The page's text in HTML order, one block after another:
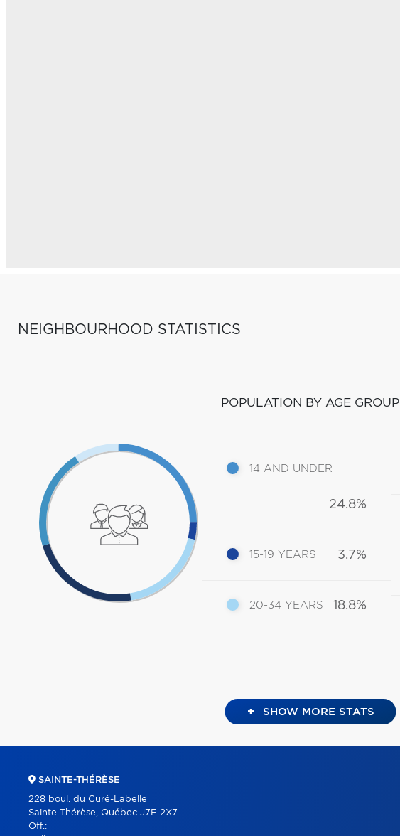
NEIGHBOURHOOD STATISTICS
POPULATION BY AGE GROUP
14 AND UNDER
24.8%
15-19 YEARS 3.7%
20-34 YEARS 18.8%
+ SHOW MORE STATS
SAINTE-THÉRÈSE
228 boul. du Curé-Labelle
Sainte-Thérèse, Québec J7E 2X7
Off.: